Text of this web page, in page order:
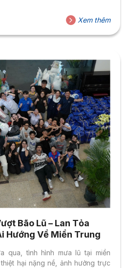
tất cả đã hòa quyện tạo nên
ấm áp, chan chứa sự quan tâm
được trao đi đều...
Xem thêm
Bão Lũ – Lan Tỏa
Hướng Về Miền Trung
qua, tình hình mưa lũ tại miền
hại nặng nề, ảnh hưởng trực